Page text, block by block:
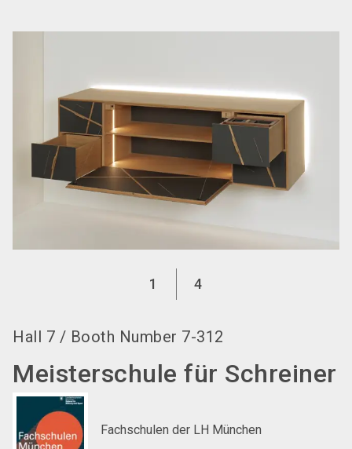
1 4
Hall 7 / Booth Number 7-312
Meisterschule für Schreiner
Fachschulen der LH München